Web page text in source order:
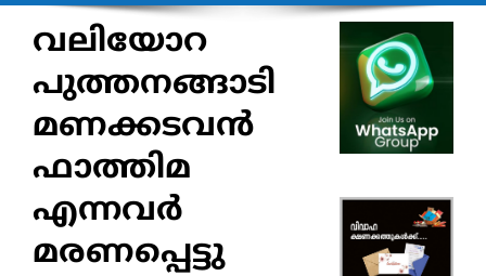
വലിയോറ
പുത്തനങ്ങാടി
മണക്കടവൻ
ഫാത്തിമ
എന്നവർ
മരണപ്പെട്ടു